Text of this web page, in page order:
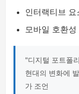
인터랙티브
모바일 호환성
"디지털 포트폴
현대의 변화에
가 조언